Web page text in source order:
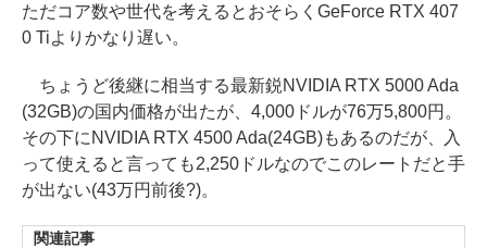
ただコア数や世代を考えるとおそらくGeForce RTX 407
0 Tiよりかなり遅い。
ちょうど後継に相当する最新鋭NVIDIA RTX 5000 Ada
(32GB)の国内価格が出たが、4,000ドルが76万5,800円。
その下にNVIDIA RTX 4500 Ada(24GB)もあるのだが、入
って使えると言っても2,250ドルなのでこのレートだと手
が出ない(43万円前後?)。
関連記事